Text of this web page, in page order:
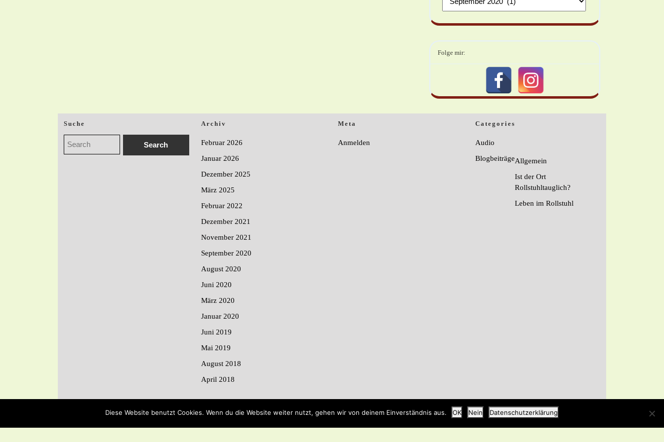
Folge mir:
Suche Archiv
Februar 2026
Januar 2026
Dezember 2025
März 2025
Februar 2022
Dezember 2021
November 2021
September 2020
August 2020
Juni 2020
März 2020
Januar 2020
Juni 2019
Mai 2019
August 2018
April 2018
Meta
Anmelden
Categories
Audio
BlogbeiträgeAllgemein
Ist der Ort
Rollstuhltauglich?
Leben im Rollstuhl
Diese Website benutzt Cookies. Wenn du die Website weiter nutzt, gehen wir von deinem Einverständnis aus. OK Nein Datenschutzerklärung